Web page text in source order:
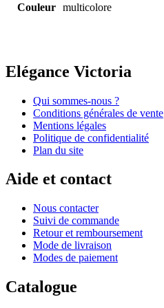
Couleur multicolore
Elégance Victoria
Qui sommes-nous ?
Conditions générales de vente
Mentions légales
Politique de confidentialité
Plan du site
Aide et contact
Nous contacter
Suivi de commande
Retour et remboursement
Mode de livraison
Modes de paiement
Catalogue